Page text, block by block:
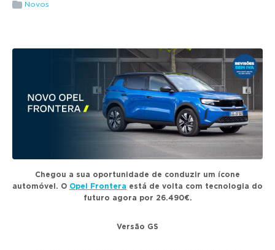
g
i
Novos
Chegou a sua oportunidade de conduzir um ícone
automóvel. O Opel Frontera está de volta com tecnologia do
futuro agora por 26.490€.
Versão GS